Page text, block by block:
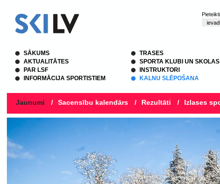
SĀKUMS
AKTUALITĀTES
PAR LSF
INFORMĀCIJA SPORTISTIEM
TRASES
SPORTA KLUBI UN SKOLAS
INSTRUKTORI
KALNU SLĒPOŠANA
Jaunumi / Sacensību kalendārs / Rezultāti / Izlases